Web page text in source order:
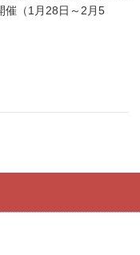
催（1月28日～2月5